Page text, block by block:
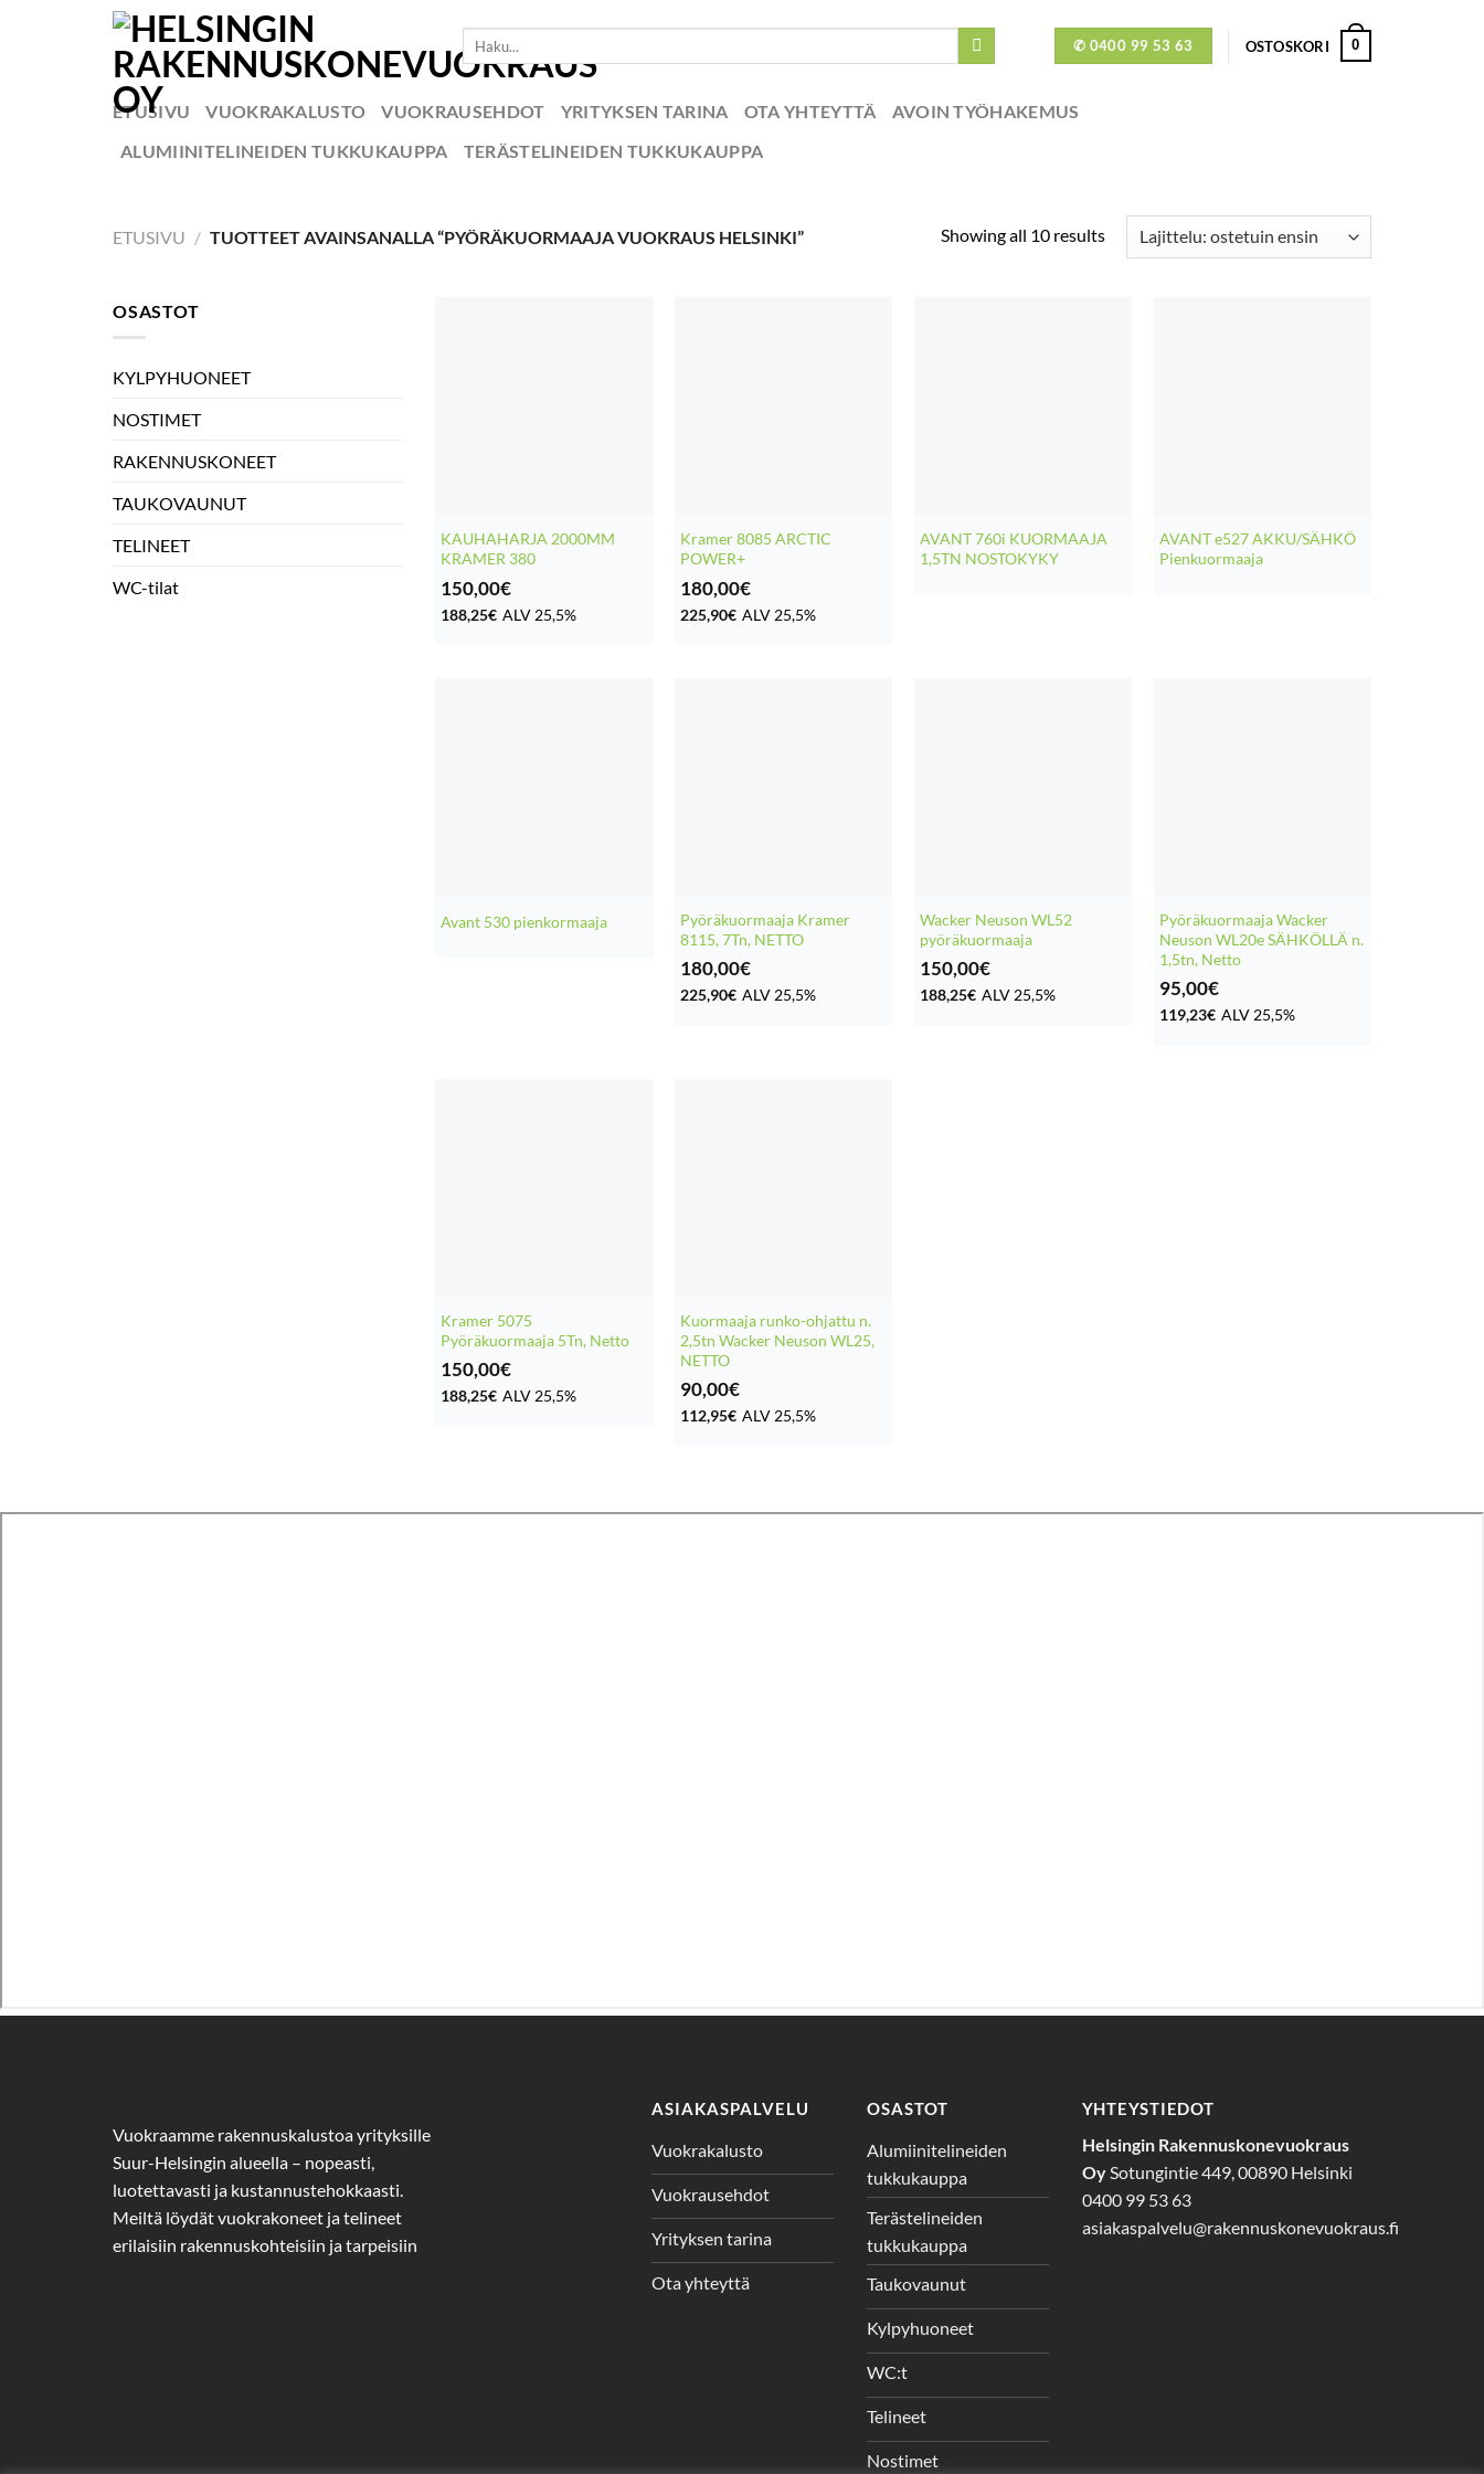
✆ 0400 99 53 63 OSTOSKORI 0
ETUSIVU VUOKRAKALUSTO VUOKRAUSEHDOT YRITYKSEN TARINA OTA YHTEYTTÄ
AVOIN TYÖHAKEMUS
ALUMIINITELINEIDEN TUKKUKAUPPA
TERÄSTELINEIDEN TUKKUKAUPPA
ETUSIVU / TUOTTEET AVAINSANALLA “PYÖRÄKUORMAAJA VUOKRAUS HELSINKI” Showing all 10 results
OSASTOT
KYLPYHUONEET
NOSTIMET
RAKENNUSKONEET
TAUKOVAUNUT
TELINEET
WC-tilat
KAUHAHARJA 2000MM
KRAMER 380
150,00€
188,25€ ALV 25,5%
Kramer 8085 ARCTIC
POWER+
180,00€
225,90€ ALV 25,5%
AVANT 760i KUORMAAJA
1,5TN NOSTOKYKY
AVANT e527 AKKU/SÄHKÖ
Pienkuormaaja
Avant 530 pienkormaaja
Pyöräkuormaaja Kramer
8115, 7Tn, NETTO
180,00€
225,90€ ALV 25,5%
Wacker Neuson WL52
pyöräkuormaaja
150,00€
188,25€ ALV 25,5%
Pyöräkuormaaja Wacker
Neuson WL20e SÄHKÖLLÄ n.
1,5tn, Netto
95,00€
119,23€ ALV 25,5%
Kramer 5075
Pyöräkuormaaja 5Tn, Netto
150,00€
188,25€ ALV 25,5%
Kuormaaja runko-ohjattu n.
2,5tn Wacker Neuson WL25,
NETTO
90,00€
112,95€ ALV 25,5%
Vuokraamme rakennuskalustoa yrityksille
Suur-Helsingin alueella – nopeasti,
luotettavasti ja kustannustehokkaasti.
Meiltä löydät vuokrakoneet ja telineet
erilaisiin rakennuskohteisiin ja tarpeisiin
ASIAKASPALVELU
Vuokrakalusto
Vuokrausehdot
Yrityksen tarina
Ota yhteyttä
OSASTOT
Alumiinitelineiden
tukkukauppa
Terästelineiden
tukkukauppa
Taukovaunut
Kylpyhuoneet
WC:t
Telineet
Nostimet
YHTEYSTIEDOT
Helsingin Rakennuskonevuokraus
OySotungintie 449, 00890 Helsinki
0400 99 53 63
asiakaspalvelu@rakennuskonevuokraus.fi